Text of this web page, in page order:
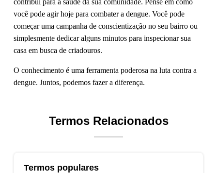
você pode agir hoje para combater a dengue. Você pode
começar uma campanha de conscientização no seu bairro ou
simplesmente dedicar alguns minutos para inspecionar sua
casa em busca de criadouros.
O conhecimento é uma ferramenta poderosa na luta contra a
dengue. Juntos, podemos fazer a diferença.
Termos Relacionados
Termos populares